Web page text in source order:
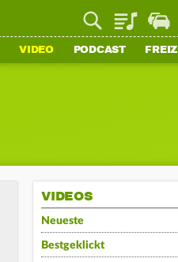
Playlist
VIDEO PODCAST
VIDEOS
Neueste
Bestgeklickt